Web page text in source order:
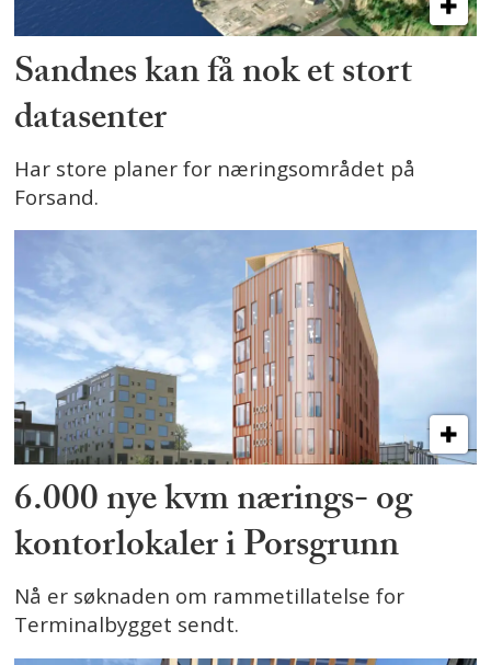
Sandnes kan få nok et stort
datasenter
Har store planer for næringsområdet på
Forsand.
6.000 nye kvm nærings- og
kontorlokaler i Porsgrunn
Nå er søknaden om rammetillatelse for
Terminalbygget sendt.